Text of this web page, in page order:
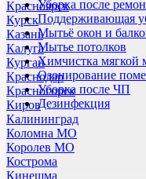
Красноярск
Курск
Казань
Калуга
Курган
Краснодар
Красногорск
Киров
Калининград
Коломна МО
Королев МО
Кострома
Кинешма
Уборка после
Поддерживающая
Мытьё окон и
Мытье потолков
Химчистка мягкой
Озонирование
Уборка после ЧП
Дезинфекция